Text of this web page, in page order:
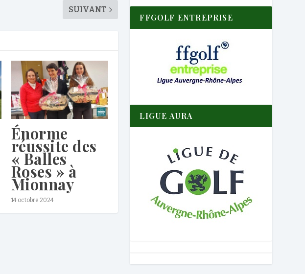
SUIVANT
Énorme
réussite des
« Balles
Roses » à
Mionnay
14 octobre 2024
FFGOLF ENTREPRISE
LIGUE AURA